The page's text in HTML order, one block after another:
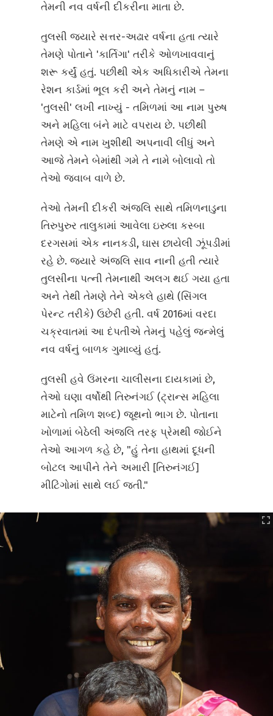
તેમની નવ વર્ષની દીકરીના માતા છે.
તુલસી જ્યારે સત્તર-અઢાર વર્ષના હતા ત્યારે
તેમણે પોતાને 'કાર્તિગા' તરીકે ઓળખાવવાનું
શરૂ કર્યું હતું. પછીથી એક અધિકારીએ તેમના
રેશન કાર્ડમાં ભૂલ કરી અને તેમનું નામ –
'તુલસી' લખી નાખ્યું - તમિળમાં આ નામ પુરુષ
અને મહિલા બંને માટે વપરાય છે. પછીથી
તેમણે એ નામ ખુશીથી અપનાવી લીધું અને
આજે તેમને બેમાંથી ગમે તે નામે બોલાવો તો
તેઓ જવાબ વાળે છે.
તેઓ તેમની દીકરી અંજલિ સાથે તમિળનાડુના
તિરુપુરુર તાલુકામાં આવેલા ઇરુલા કસ્બા
દરગસમાં એક નાનકડી, ઘાસ છાયેલી ઝૂંપડીમાં
રહે છે. જ્યારે અંજલિ સાવ નાની હતી ત્યારે
તુલસીના પત્ની તેમનાથી અલગ થઈ ગયા હતા
અને તેથી તેમણે તેને એકલે હાથે (સિંગલ
પેરન્ટ તરીકે) ઉછેરી હતી. વર્ષ 2016માં વરદા
ચક્રવાતમાં આ દંપતીએ તેમનું પહેલું જન્મેલું
નવ વર્ષનું બાળક ગુમાવ્યું હતું.
તુલસી હવે ઉંમરના ચાલીસના દાયકામાં છે,
તેઓ ઘણા વર્ષોથી તિરુનંગઈ (ટ્રાન્સ મહિલા
માટેનો તમિળ શબ્દ) જૂથનો ભાગ છે. પોતાના
ખોળામાં બેઠેલી અંજલિ તરફ પ્રેમથી જોઈને
તેઓ આગળ કહે છે, "હું તેના હાથમાં દૂધની
બોટલ આપીને તેને અમારી [તિરુનંગઈ]
મીટિંગોમાં સાથે લઈ જતી."